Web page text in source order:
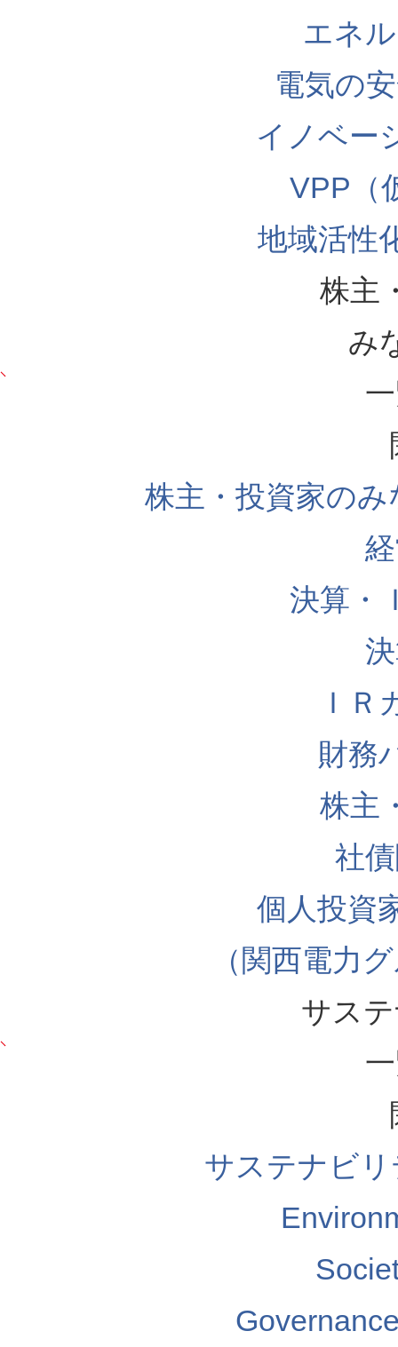
エネ
電気の
イノベー
VPP（
地域活性
株主
み
株主・投資家の
決算・
ＩＲ
財務
株主
社
個人投資
（関西電力
サス
サステナビ